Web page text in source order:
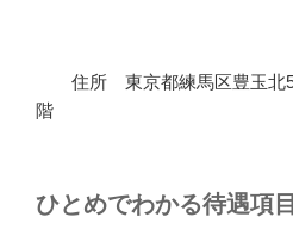
住所 東京都練馬区豊玉北5-
階
ひとめでわかる待遇項